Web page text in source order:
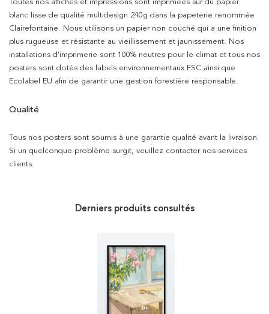
Toutes nos affiches et impressions sont imprimées sur du papier
blanc lisse de qualité multidesign 240g dans la papeterie renommée
Clairefontaine. Nous utilisons un papier non couché qui a une finition
plus rugueuse et résistante au vieillissement et jaunissement. Nos
installations d’imprimerie sont 100% neutres pour le climat et tous nos
posters sont dotés des labels environnementaux FSC ainsi que
Ecolabel EU afin de garantir une gestion forestière responsable.
Qualité
Tous nos posters sont soumis à une garantie qualité avant la livraison.
Si un quelconque problème surgit, veuillez contacter nos services
clients.
Derniers produits consultés